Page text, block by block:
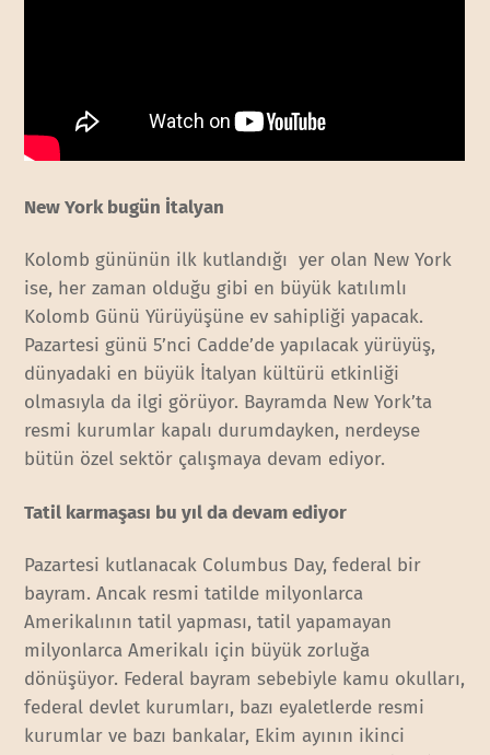
New York bugün İtalyan
Kolomb gününün ilk kutlandığı yer olan New York
ise, her zaman olduğu gibi en büyük katılımlı
Kolomb Günü Yürüyüşüne ev sahipliği yapacak.
Pazartesi günü 5’nci Cadde’de yapılacak yürüyüş,
dünyadaki en büyük İtalyan kültürü etkinliği
olmasıyla da ilgi görüyor. Bayramda New York’ta
resmi kurumlar kapalı durumdayken, nerdeyse
bütün özel sektör çalışmaya devam ediyor.
Tatil karmaşası bu yıl da devam ediyor
Pazartesi kutlanacak Columbus Day, federal bir
bayram. Ancak resmi tatilde milyonlarca
Amerikalının tatil yapması, tatil yapamayan
milyonlarca Amerikalı için büyük zorluğa
dönüşüyor. Federal bayram sebebiyle kamu okulları,
federal devlet kurumları, bazı eyaletlerde resmi
kurumlar ve bazı bankalar, Ekim ayının ikinci